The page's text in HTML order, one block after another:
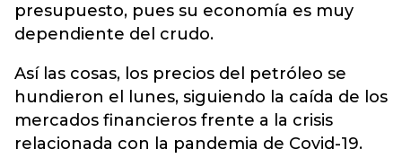
presupuesto, pues su economía es muy
dependiente del crudo.
Así las cosas, los precios del petróleo se
hundieron el lunes, siguiendo la caída de los
mercados financieros frente a la crisis
relacionada con la pandemia de Covid-19.